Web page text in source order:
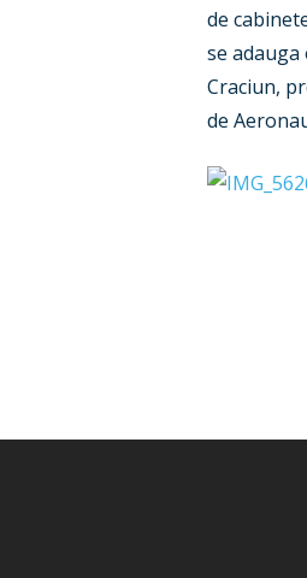
de
se adauga
Craciun,
de